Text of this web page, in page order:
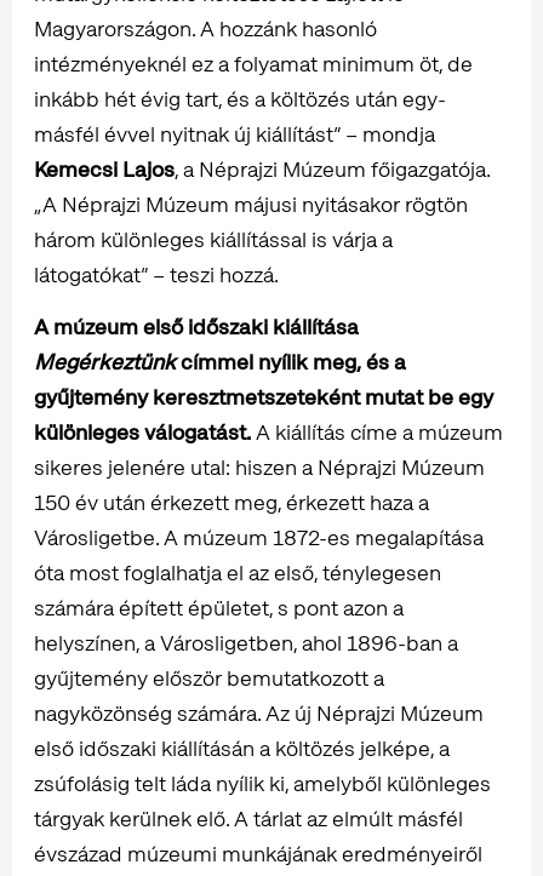
Magyarországon. A hozzánk hasonló
intézményeknél ez a folyamat minimum öt, de
inkább hét évig tart, és a költözés után egy-
másfél évvel nyitnak új kiállítást” – mondja
Kemecsi Lajos, a Néprajzi Múzeum főigazgatója.
„A Néprajzi Múzeum májusi nyitásakor rögtön
három különleges kiállítással is várja a
látogatókat” – teszi hozzá.
A múzeum első időszaki kiállítása
Megérkeztünkcímmel nyílik meg, és a
gyűjtemény keresztmetszeteként mutat be egy
különleges válogatást.A kiállítás címe a múzeum
sikeres jelenére utal: hiszen a Néprajzi Múzeum
150 év után érkezett meg, érkezett haza a
Városligetbe. A múzeum 1872-es megalapítása
óta most foglalhatja el az első, ténylegesen
számára épített épületet, s pont azon a
helyszínen, a Városligetben, ahol 1896-ban a
gyűjtemény először bemutatkozott a
nagyközönség számára. Az új Néprajzi Múzeum
első időszaki kiállításán a költözés jelképe, a
zsúfolásig telt láda nyílik ki, amelyből különleges
tárgyak kerülnek elő. A tárlat az elmúlt másfél
évszázad múzeumi munkájának eredményeiről